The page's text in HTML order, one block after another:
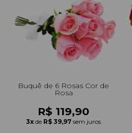
Buquê de 6 Rosas Cor de
Rosa
R$ 119,90
3x de R$ 39,97 sem juros